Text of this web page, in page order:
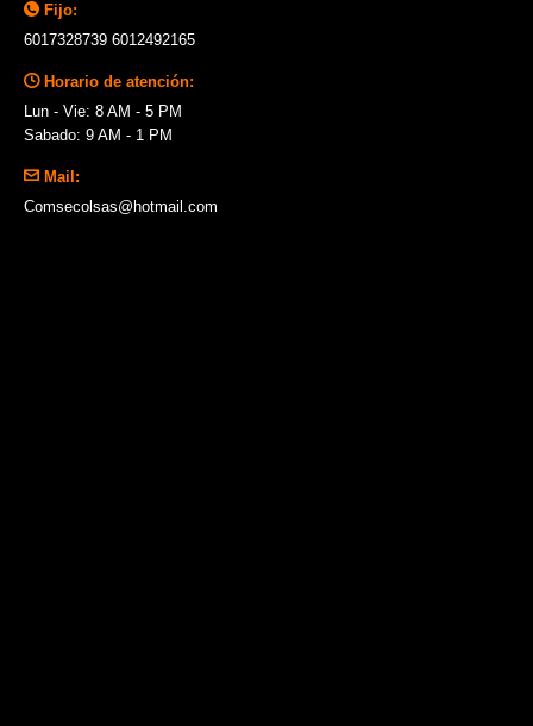
Fijo:
6017328739 6012492165
Horario de atención:
Lun - Vie: 8 AM - 5 PM
Sabado: 9 AM - 1 PM
Mail:
Comsecolsas@hotmail.com